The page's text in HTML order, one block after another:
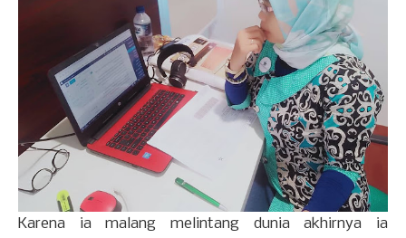
Karena ia malang melintang dunia akhirnya ia